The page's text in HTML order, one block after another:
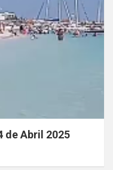
de Abril 2025